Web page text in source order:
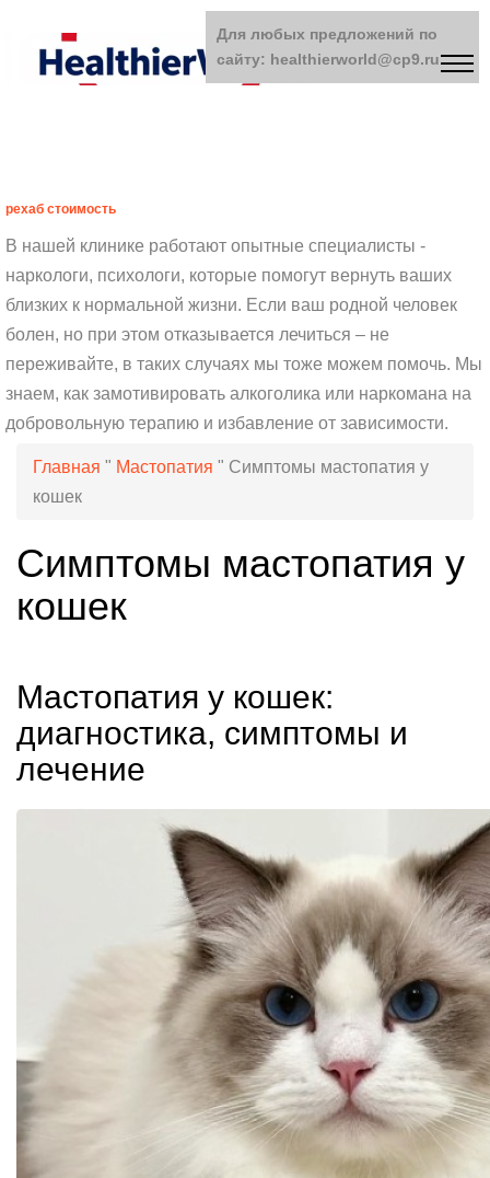
рехаб стоимость
В нашей клинике работают опытные специалисты -
наркологи, психологи, которые помогут вернуть ваших
близких к нормальной жизни. Если ваш родной человек
болен, но при этом отказывается лечиться – не
переживайте, в таких случаях мы тоже можем помочь. Мы
знаем, как замотивировать алкоголика или наркомана на
добровольную терапию и избавление от зависимости.
Главная " Мастопатия " Симптомы мастопатия у
кошек
Симптомы мастопатия у
кошек
Мастопатия у кошек:
диагностика, симптомы и
лечение
Для любых предложений по
сайту: healthierworld@cp9.ru